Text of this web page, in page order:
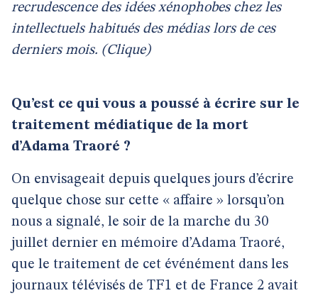
recrudescence des idées xénophobes chez les
intellectuels habitués des médias lors de ces
derniers mois. (Clique)
Qu’est ce qui vous a poussé à écrire sur le
traitement médiatique de la mort
d’Adama Traoré ?
On envisageait depuis quelques jours d’écrire
quelque chose sur cette « affaire » lorsqu’on
nous a signalé, le soir de la marche du 30
juillet dernier en mémoire d’Adama Traoré,
que le traitement de cet événément dans les
journaux télévisés de TF1 et de France 2 avait